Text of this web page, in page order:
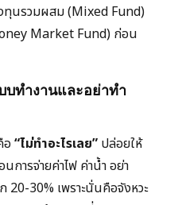
ทุนรวมผสม (Mixed Fund)
Market Fund) ก่อน
บทำงานและอย่าทำ
อ “ไม่ทำอะไรเลย” ปล่อยให้
การจ่ายค่าไฟ ค่าน้ำ อย่า
20-30% เพราะนั่นคือจังหวะ